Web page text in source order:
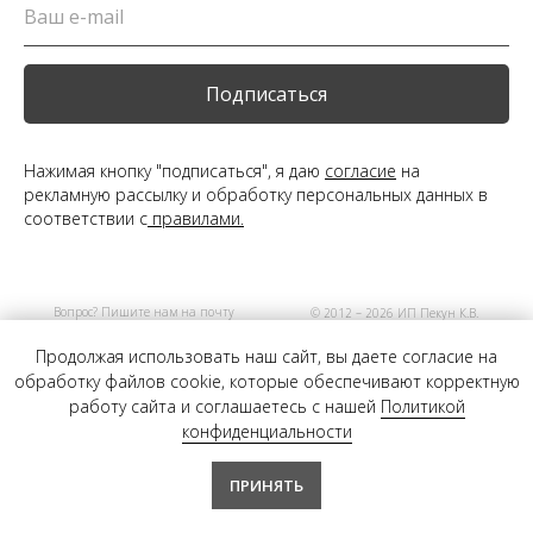
Продолжая использовать наш сайт, вы даете согласие на
обработку файлов cookie, которые обеспечивают корректную
работу сайта и соглашаетесь с нашей Политикой
конфиденциальности
ПРИНЯТЬ
Подписаться
Нажимая кнопку "подписаться", я даю согласие на
рекламную рассылку и обработку персональных данных в
соответствии с правилами.
Вопрос? Пишите нам на почту
© 2012 – 2026 ИП Пекун К.В.